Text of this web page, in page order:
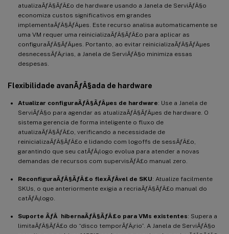
atualizaÃƒÂ§ÃƒÂ£o de hardware usando a Janela de ServiÃƒÂ§o
economiza custos significativos em grandes
implementaÃƒÂ§ÃƒÂµes. Este recurso analisa automaticamente se
uma VM requer uma reinicializaÃƒÂ§ÃƒÂ£o para aplicar as
configuraÃƒÂ§ÃƒÂµes. Portanto, ao evitar reinicializaÃƒÂ§ÃƒÂµes
desnecessÃƒÂ¡rias, a Janela de ServiÃƒÂ§o minimiza essas
despesas.
Flexibilidade avanÃƒÂ§ada de hardware
Atualizar configuraÃƒÂ§ÃƒÂµes de hardware: Use a Janela de
ServiÃƒÂ§o para agendar as atualizaÃƒÂ§ÃƒÂµes de hardware. O
sistema gerencia de forma inteligente o fluxo de
atualizaÃƒÂ§ÃƒÂ£o, verificando a necessidade de
reinicializaÃƒÂ§ÃƒÂ£o e lidando com logoffs de sessÃƒÂ£o,
garantindo que seu catÃƒÂ¡logo evolua para atender a novas
demandas de recursos com supervisÃƒÂ£o manual zero.
ReconfiguraÃƒÂ§ÃƒÂ£o flexÃƒÂ­vel de SKU: Atualize facilmente
SKUs, o que anteriormente exigia a recriaÃƒÂ§ÃƒÂ£o manual do
catÃƒÂ¡logo.
Suporte ÃƒÂ hibernaÃƒÂ§ÃƒÂ£o para VMs existentes: Supera a
limitaÃƒÂ§ÃƒÂ£o do “disco temporÃƒÂ¡rio”. A Janela de ServiÃƒÂ§o